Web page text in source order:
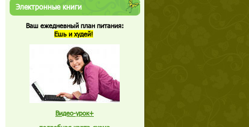
Электронные книги
Ваш ежедневный план питания:
Ешь и худей!
Видео-урок+